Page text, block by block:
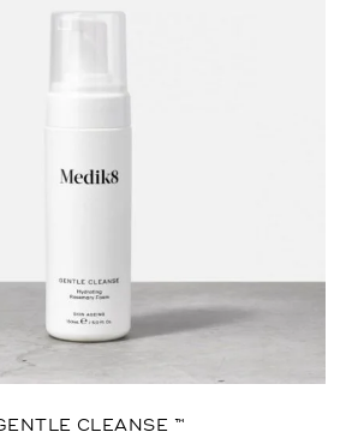
CLEANSE ™